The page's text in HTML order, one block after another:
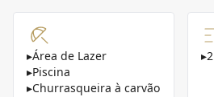
▸Área de Lazer
▸Piscina
▸Churrasqueira à carvão
▸